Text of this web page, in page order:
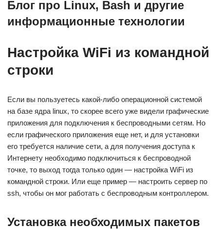
Блог про Linux, Bash и другие
информационные технологии
Настройка WiFi из командной
строки
Если вы пользуетесь какой-либо операционной системой
на базе ядра linux, то скорее всего уже видели графические
приложения для подключения к беспроводными сетям. Но
если графического приложения еще нет, и для установки
его требуется наличие сети, а для получения доступа к
Интернету необходимо подключиться к беспроводной
точке, то выход тогда только один — настройка WiFi из
командной строки. Или еще пример — настроить сервер по
ssh, чтобы он мог работать с беспроводным контроллером.
Установка необходимых пакетов